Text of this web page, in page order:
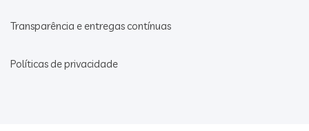
Transparência e entregas contínuas
Políticas de privacidade